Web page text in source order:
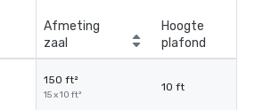
Afmeting
zaal
Hoogte
plafond
150 ft²
15 x 10 ft²
10 ft